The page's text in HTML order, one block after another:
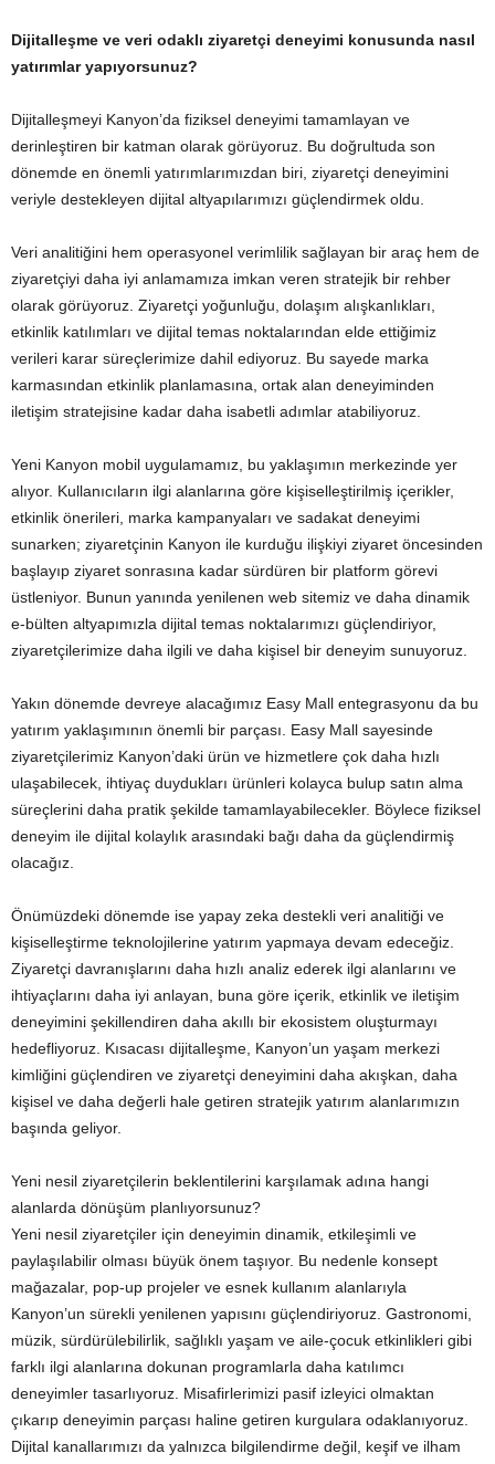
Dijitalleşme ve veri odaklı ziyaretçi deneyimi konusunda nasıl
yatırımlar yapıyorsunuz?
Dijitalleşmeyi Kanyon’da fiziksel deneyimi tamamlayan ve
derinleştiren bir katman olarak görüyoruz. Bu doğrultuda son
dönemde en önemli yatırımlarımızdan biri, ziyaretçi deneyimini
veriyle destekleyen dijital altyapılarımızı güçlendirmek oldu.
Veri analitiğini hem operasyonel verimlilik sağlayan bir araç hem de
ziyaretçiyi daha iyi anlamamıza imkan veren stratejik bir rehber
olarak görüyoruz. Ziyaretçi yoğunluğu, dolaşım alışkanlıkları,
etkinlik katılımları ve dijital temas noktalarından elde ettiğimiz
verileri karar süreçlerimize dahil ediyoruz. Bu sayede marka
karmasından etkinlik planlamasına, ortak alan deneyiminden
iletişim stratejisine kadar daha isabetli adımlar atabiliyoruz.
Yeni Kanyon mobil uygulamamız, bu yaklaşımın merkezinde yer
alıyor. Kullanıcıların ilgi alanlarına göre kişiselleştirilmiş içerikler,
etkinlik önerileri, marka kampanyaları ve sadakat deneyimi
sunarken; ziyaretçinin Kanyon ile kurduğu ilişkiyi ziyaret öncesinden
başlayıp ziyaret sonrasına kadar sürdüren bir platform görevi
üstleniyor. Bunun yanında yenilenen web sitemiz ve daha dinamik
e-bülten altyapımızla dijital temas noktalarımızı güçlendiriyor,
ziyaretçilerimize daha ilgili ve daha kişisel bir deneyim sunuyoruz.
Yakın dönemde devreye alacağımız Easy Mall entegrasyonu da bu
yatırım yaklaşımının önemli bir parçası. Easy Mall sayesinde
ziyaretçilerimiz Kanyon’daki ürün ve hizmetlere çok daha hızlı
ulaşabilecek, ihtiyaç duydukları ürünleri kolayca bulup satın alma
süreçlerini daha pratik şekilde tamamlayabilecekler. Böylece fiziksel
deneyim ile dijital kolaylık arasındaki bağı daha da güçlendirmiş
olacağız.
Önümüzdeki dönemde ise yapay zeka destekli veri analitiği ve
kişiselleştirme teknolojilerine yatırım yapmaya devam edeceğiz.
Ziyaretçi davranışlarını daha hızlı analiz ederek ilgi alanlarını ve
ihtiyaçlarını daha iyi anlayan, buna göre içerik, etkinlik ve iletişim
deneyimini şekillendiren daha akıllı bir ekosistem oluşturmayı
hedefliyoruz. Kısacası dijitalleşme, Kanyon’un yaşam merkezi
kimliğini güçlendiren ve ziyaretçi deneyimini daha akışkan, daha
kişisel ve daha değerli hale getiren stratejik yatırım alanlarımızın
başında geliyor.
Yeni nesil ziyaretçilerin beklentilerini karşılamak adına hangi
alanlarda dönüşüm planlıyorsunuz?
Yeni nesil ziyaretçiler için deneyimin dinamik, etkileşimli ve
paylaşılabilir olması büyük önem taşıyor. Bu nedenle konsept
mağazalar, pop-up projeler ve esnek kullanım alanlarıyla
Kanyon’un sürekli yenilenen yapısını güçlendiriyoruz. Gastronomi,
müzik, sürdürülebilirlik, sağlıklı yaşam ve aile-çocuk etkinlikleri gibi
farklı ilgi alanlarına dokunan programlarla daha katılımcı
deneyimler tasarlıyoruz. Misafirlerimizi pasif izleyici olmaktan
çıkarıp deneyimin parçası haline getiren kurgulara odaklanıyoruz.
Dijital kanallarımızı da yalnızca bilgilendirme değil, keşif ve ilham